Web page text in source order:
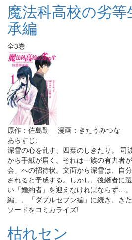
魔法科高校の劣
承編
全3巻
原作：佐島勤 漫画：きたうみつな
あらすじ:
深雪の心を乱す、四葉のしきたり。 司
から手紙が届く。それは一族の有力者
会」への招待状。文面から深雪は、自
されると予感する。しかし、後継者に
い「婚約者」を迎えなければならず…
編」、「ダブルセブン編」に続き、き
ソードをコミカライズ!
枯れセン